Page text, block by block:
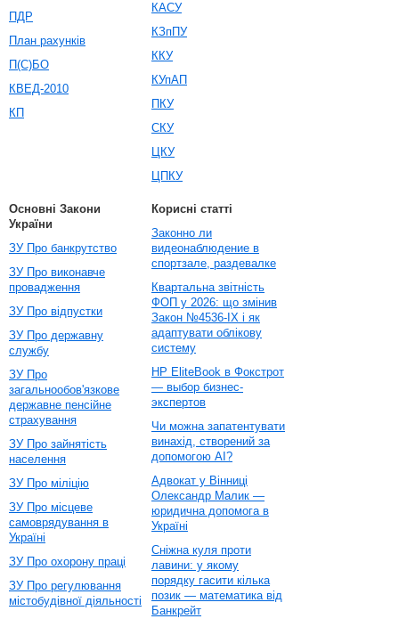
ПДР
План рахунків
П(С)БО
КВЕД-2010
КП
КАСУ
КЗпПУ
ККУ
КУпАП
ПКУ
СКУ
ЦКУ
ЦПКУ
Основні Закони
України
ЗУ Про банкрутство
ЗУ Про виконавче
провадження
ЗУ Про відпустки
ЗУ Про державну
службу
ЗУ Про
загальнообов'язкове
державне пенсійне
страхування
ЗУ Про зайнятість
населення
ЗУ Про міліцію
ЗУ Про місцеве
самоврядування в
Україні
ЗУ Про охорону праці
ЗУ Про регулювання
містобудівної діяльності
Корисні статті
Законно ли
видеонаблюдение в
спортзале, раздевалке
Квартальна звітність
ФОП у 2026: що змінив
Закон №4536-IX і як
адаптувати облікову
систему
HP EliteBook в Фокстрот
— выбор бизнес-
экспертов
Чи можна запатентувати
винахід, створений за
допомогою AI?
Адвокат у Вінниці
Олександр Малик —
юридична допомога в
Україні
Сніжна куля проти
лавини: у якому
порядку гасити кілька
позик — математика від
Банкрейт